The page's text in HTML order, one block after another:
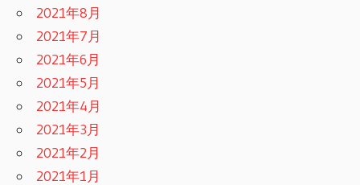
2021年8月
2021年7月
2021年6月
2021年5月
2021年4月
2021年3月
2021年2月
2021年1月